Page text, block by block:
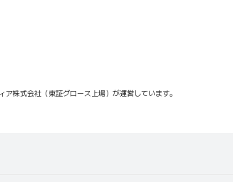
株式会社（東証グロース上場）が運営しています。